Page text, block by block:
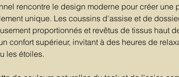
rencontre le design moderne pour créer une
unique. Les coussins d'assise et de
proportionnés et revêtus de tissus haut
confort supérieur, invitant à des heures de
les étoiles.